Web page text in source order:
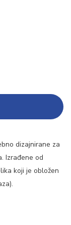
dizajnirane za
Izrađene od
koji je obložen